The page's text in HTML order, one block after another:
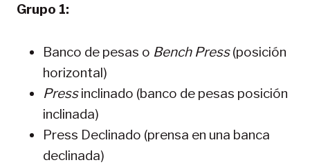
Grupo 1:
Banco de pesas o Bench Press(posición
horizontal)
Pressinclinado (banco de pesas posición
inclinada)
Press Declinado (prensa en una banca
declinada)